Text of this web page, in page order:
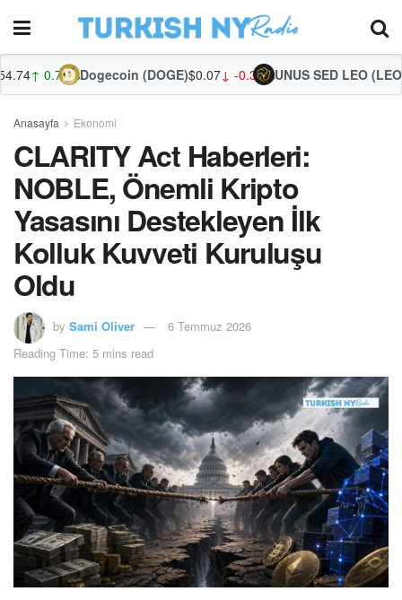
Dogecoin (DOGE)$0.07↓ -0.33%UNUS SED LEO (LEO)$9.75↑
Anasayfa Ekonomi
CLARITY Act Haberleri:
NOBLE, Önemli Kripto
Yasasını Destekleyen İlk
Kolluk Kuvveti Kuruluşu
Oldu
by Sami Oliver
6 Temmuz 2026
Reading Time: 5 mins read